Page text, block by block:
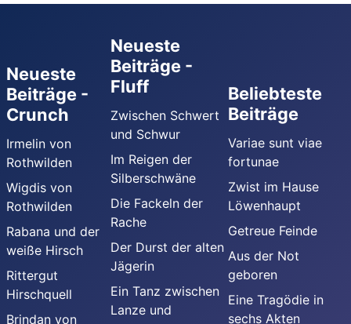
Neueste
Beiträge -
Crunch
Irmelin von
Rothwilden
Wigdis von
Rothwilden
Rabana und der
weiße Hirsch
Rittergut
Hirschquell
Brindan von
Neueste
Beiträge -
Fluff
Zwischen Schwert
und Schwur
Im Reigen der
Silberschwäne
Die Fackeln der
Rache
Der Durst der alten
Jägerin
Ein Tanz zwischen
Lanze und
Beliebteste
Beiträge
Variae sunt viae
fortunae
Zwist im Hause
Löwenhaupt
Getreue Feinde
Aus der Not
geboren
Eine Tragödie in
sechs Akten